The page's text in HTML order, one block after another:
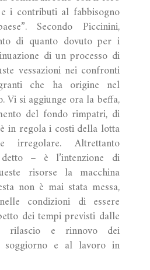
i contributi al fabbisogno
Secondo Piccinini,
di quanto dovuto per i
di un processo di
vessazioni nei confronti
che ha origine nel
Vi si aggiunge ora la beffa,
del fondo rimpatri, di
in regola i costi della lotta
irregolare. Altrettanto
– è l’intenzione di
risorse la macchina
non è mai stata messa,
condizioni di essere
dei tempi previsti dalle
rilascio e rinnovo dei
e al lavoro in